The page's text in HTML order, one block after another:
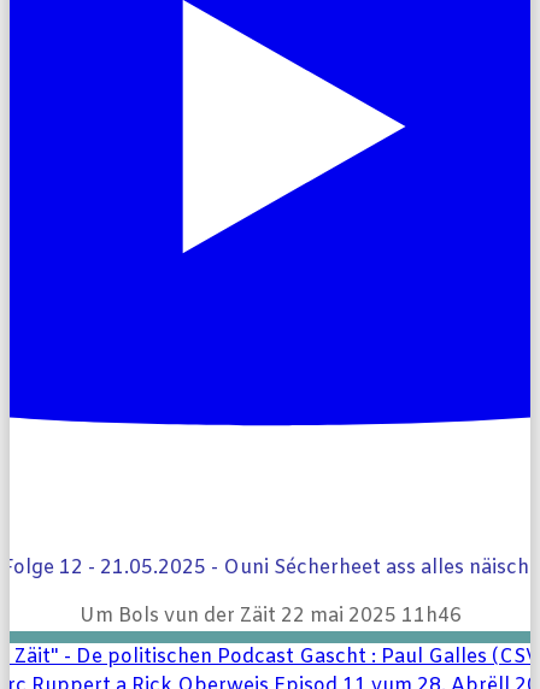
Folge 12 - 21.05.2025 - Ouni Sécherheet ass alles näischt
Um Bols vun der Zäit 22 mai 2025 11h46